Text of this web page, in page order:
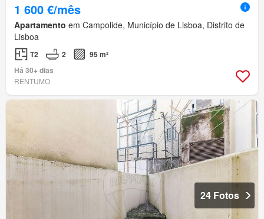
1 600 €/mês
Apartamento em Campolide, Município de Lisboa, Distrito de
Lisboa
T2 2
95 m²
Há 30+ dias
RENTUMO
24 Fotos